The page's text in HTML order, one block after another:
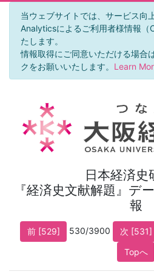
当ウェブサイトでは、サービス向
Analyticsによるご利用者様情報（
たします。
情報取得にご同意いただける場合
クをお願いいたします。 Learn
日本経済史
『経済史文献解題』デ
報
前 [529] 530/3900 次 [531]
Topへ